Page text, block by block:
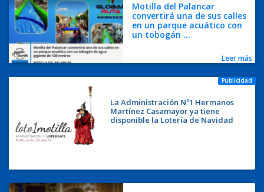
Motilla del Palancar
convertirá una de sus calles
en un parque acuático con
un tobogán ...
Leer más
Publicidad
La Administración Nº1 Hermanos
Martínez Casamayor ya tiene
disponible la Lotería de Navidad